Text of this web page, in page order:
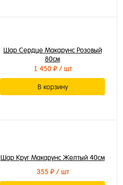
Шар Сердце Макарунс Розовый
80см
1 450 ₽/ шт
В корзину
Шар Круг Макарунс Желтый 40см
355 ₽/ шт